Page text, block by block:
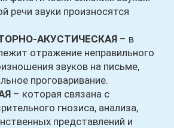
речи звуки произносятся
АКУСТИЧЕСКАЯ – в
отражение неправильного
звуков на письме,
проговаривание.
– которая связана с
гнозиса, анализа,
представлений и